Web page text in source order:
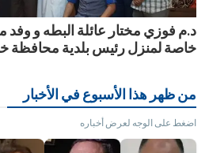
د.م فوزي مختار عائلة البطه و وفد
خاصة لمنزل رئيس بلدية محافظة
من ظهر هذا الأسبوع في الأخبار
اضغط على الوجه لعرض أخباره